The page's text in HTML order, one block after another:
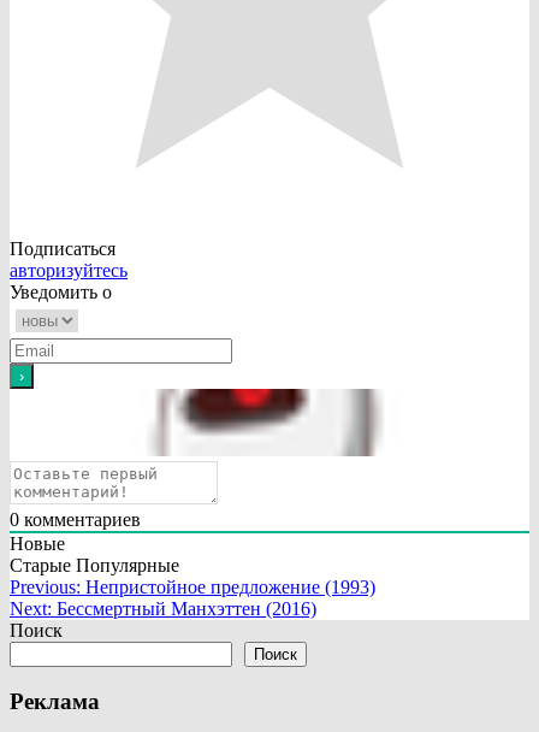
Подписаться
авторизуйтесь
Уведомить о
0 комментариев
Новые
Старые Популярные
Навигация
по
Previous: Непристойное предложение (1993)
Next: Бессмертный Манхэттен (2016)
Поиск
Поиск
Реклама